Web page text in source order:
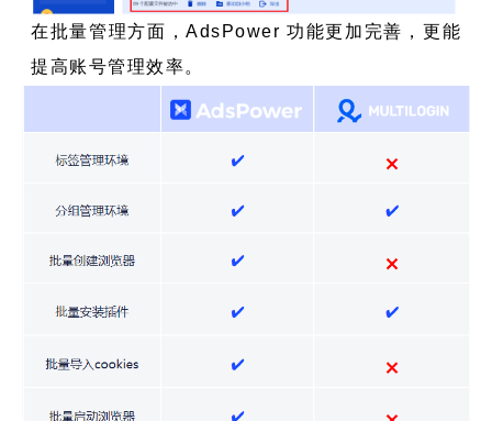
在批量管理方面，AdsPower 功能更加完善，更能
提高账号管理效率。